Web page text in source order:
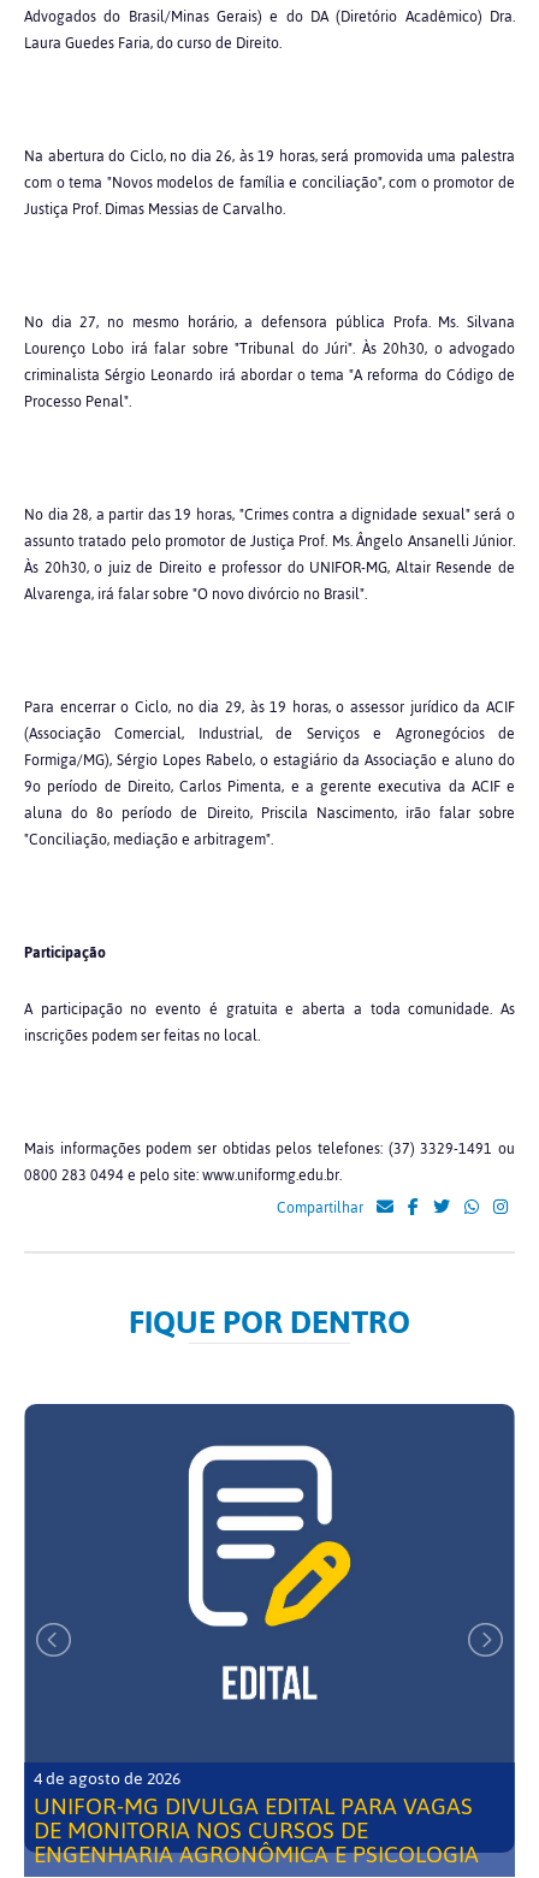
Advogados do Brasil/Minas Gerais) e do DA (Diretório Acadêmico) Dra.
Laura Guedes Faria, do curso de Direito.
Na abertura do Ciclo, no dia 26, às 19 horas, será promovida uma palestra
com o tema "Novos modelos de família e conciliação", com o promotor de
Justiça Prof. Dimas Messias de Carvalho.
No dia 27, no mesmo horário, a defensora pública Profa. Ms. Silvana
Lourenço Lobo irá falar sobre "Tribunal do Júri". Às 20h30, o advogado
criminalista Sérgio Leonardo irá abordar o tema "A reforma do Código de
Processo Penal".
No dia 28, a partir das 19 horas, "Crimes contra a dignidade sexual" será o
assunto tratado pelo promotor de Justiça Prof. Ms. Ângelo Ansanelli Júnior.
Às 20h30, o juiz de Direito e professor do UNIFOR-MG, Altair Resende de
Alvarenga, irá falar sobre "O novo divórcio no Brasil".
Para encerrar o Ciclo, no dia 29, às 19 horas, o assessor jurídico da ACIF
(Associação Comercial, Industrial, de Serviços e Agronegócios de
Formiga/MG), Sérgio Lopes Rabelo, o estagiário da Associação e aluno do
9o período de Direito, Carlos Pimenta, e a gerente executiva da ACIF e
aluna do 8o período de Direito, Priscila Nascimento, irão falar sobre
"Conciliação, mediação e arbitragem".
Participação
A participação no evento é gratuita e aberta a toda comunidade. As
inscrições podem ser feitas no local.
Mais informações podem ser obtidas pelos telefones: (37) 3329-1491 ou
0800 283 0494 e pelo site: www.uniformg.edu.br.
Compartilhar
FIQUE POR DENTRO
4 de agosto de 2026
UNIFOR-MG DIVULGA EDITAL PARA VAGAS
DE MONITORIA NOS CURSOS DE
ENGENHARIA AGRONÔMICA E PSICOLOGIA